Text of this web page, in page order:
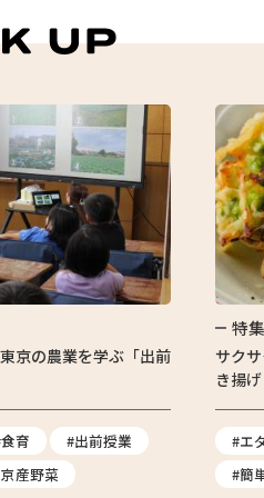
京の農業を学ぶ「出前
育
#出前授業
産野菜
特
サク
き揚げ
#エ
#簡